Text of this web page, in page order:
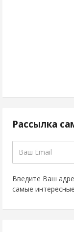
Рассылка
Введите Ваш
самые